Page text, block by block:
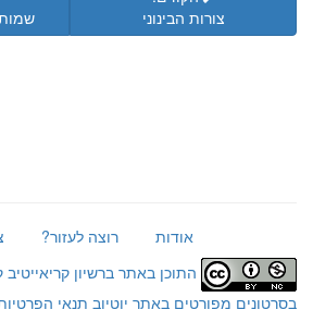
צורות הבינוני
אודות רוצה לעזור?
התוכן באתר ברשיון קריאייטיב
בסרטונים מפורטים באתר יוטיוב תנאי